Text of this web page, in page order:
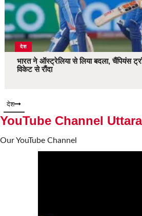
देश
भारत ने ऑस्ट्रेलिया से लिया बदला, चैंपियंस
विकेट से रौंदा
देश
YouTube Channel
Our YouTube Channel